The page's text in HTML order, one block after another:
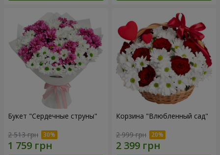
Букет "Сердечные струны"
2 513 грн
Корзина "Влюбленный сад"
2 999 грн